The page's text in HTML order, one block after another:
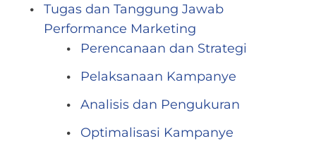
Tugas dan Tanggung Jawab
Performance Marketing
Perencanaan dan Strategi
Pelaksanaan Kampanye
Analisis dan Pengukuran
Optimalisasi Kampanye